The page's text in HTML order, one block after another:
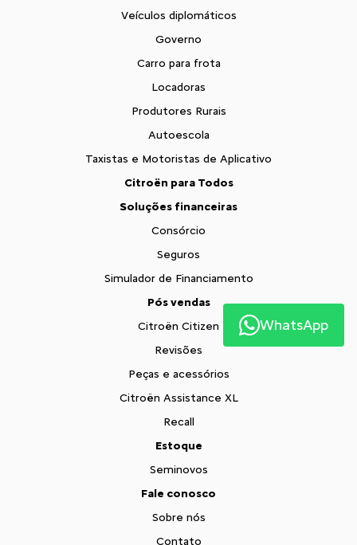
Veículos diplomáticos
Governo
Carro para frota
Locadoras
Produtores Rurais
Autoescola
Taxistas e Motoristas de Aplicativo
Citroën para Todos
Soluções financeiras
Consórcio
Seguros
Simulador de Financiamento
Pós vendas
Citroën Citizen
Revisões
Peças e acessórios
Citroën Assistance XL
Recall
Estoque
Seminovos
Fale conosco
Sobre nós
Contato
WhatsApp